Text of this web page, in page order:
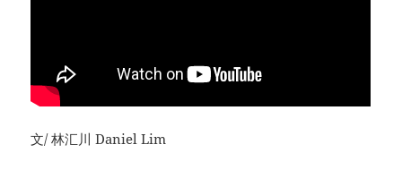
文/ 林汇川 Daniel Lim